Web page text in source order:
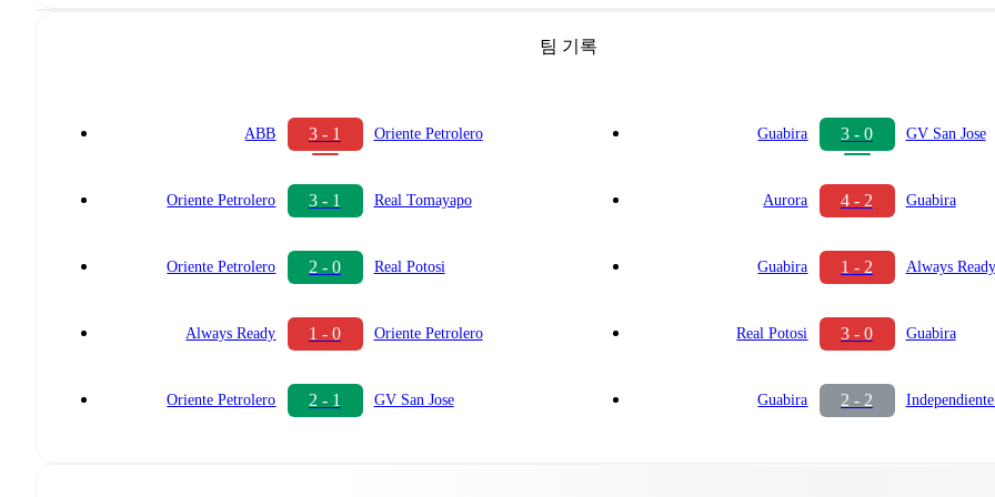
팀 기록
ABB 3 - 1 Oriente Petrolero
Oriente Petrolero 3 - 1 Real Tomayapo
Oriente Petrolero 2 - 0 Real Potosi
Always Ready 1 - 0 Oriente Petrolero
Oriente Petrolero 2 - 1 GV San Jose
Guabira 3 - 0 GV San Jose
Aurora 4 - 2 Guabira
Guabira 1 - 2 Always Ready
Real Potosi 3 - 0 Guabira
Guabira 2 - 2